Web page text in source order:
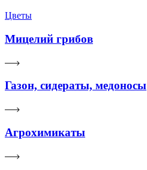
Цветы
Мицелий грибов
Газон, сидераты, медоносы
Агрохимикаты